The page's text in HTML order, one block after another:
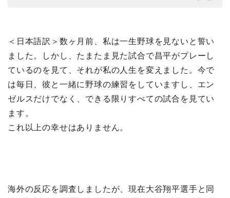
＜日本語訳＞数ヶ月前、私は一生野球を見ないと誓い
ました。しかし、たまたま見た試合で昌平がプレーし
ているのを見て、それが私の人生を変えました。今で
は毎日、彼と一緒に野球の練習をしていますし、エン
ゼルスだけでなく、できる限りすべての試合を見てい
ます。
これ以上の幸せはありません。
海外の反応を調査しましたが、現在大谷翔平選手と同